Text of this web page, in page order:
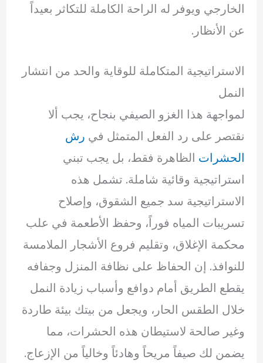
الخارجي ويوفر له الراحة الكاملة للتكاثر بعيداً
عن الأنظار.
الاستراتيجية المتكاملة للوقاية والحد من انتشار
النمل
لمواجهة هذا الغزو الصيفي بنجاح، يجب ألا
نقتصر على رد الفعل المتمثل في رش
الحشرات الظاهرة فقط، بل يجب تبني
استراتيجية وقائية شاملة. تشمل هذه
الاستراتيجية سد جميع الشقوق، وإصلاح
تسريبات المياه فوراً، وحفظ الأطعمة في علب
محكمة الإغلاق، وتقليم فروع الأشجار الملامسة
للنوافذ. إن الحفاظ على نظافة المنزل وجفافه
يقطع الطريق أمام دوافع وأسباب زيادة النمل
خلال الطقس الحار، ويجعل من بيتك بيئة طاردة
وغير صالحة لاستيطان هذه الحشرات، مما
يضمن لك صيفاً مريحاً وهادئاً وخالياً من الإزعاج.